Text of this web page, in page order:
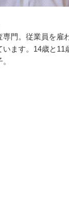
門。従業員を雇
います。14歳と11